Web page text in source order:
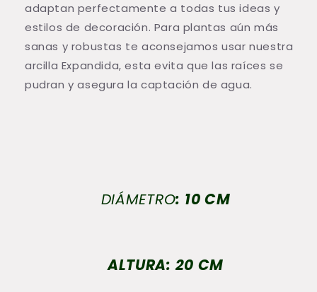
adaptan perfectamente a todas tus ideas y
estilos de decoración. Para plantas aún más
sanas y robustas te aconsejamos usar nuestra
arcilla Expandida, esta evita que las raíces se
pudran y asegura la captación de agua.
DIÁMETRO: 10 CM
ALTURA: 20 CM